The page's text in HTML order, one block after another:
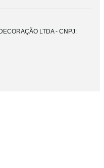
LTDA - CNPJ: